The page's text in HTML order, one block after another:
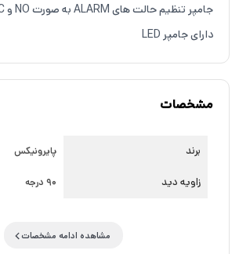
جامپر تنظیم حالت های ALARM به صورت NO و NC به صورت دلخواه
دارای جامپر LED
مشخصات
برند پایرونیکس
زاویه دید 90 درجه
مشاهده ادامه مشخصات